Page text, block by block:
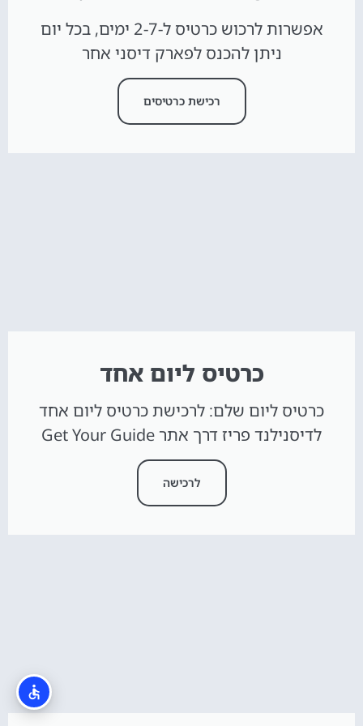
אפשרות לרכוש כרטיס ל-2-7 ימים, בכל יום
ניתן להכנס לפארק דיסני אחר
רכישת כרטיסים
כרטיס ליום אחד
כרטיס ליום שלם: לרכישת כרטיס ליום אחד
לדיסנילנד פריז דרך אתר Get Your Guide
לרכישה